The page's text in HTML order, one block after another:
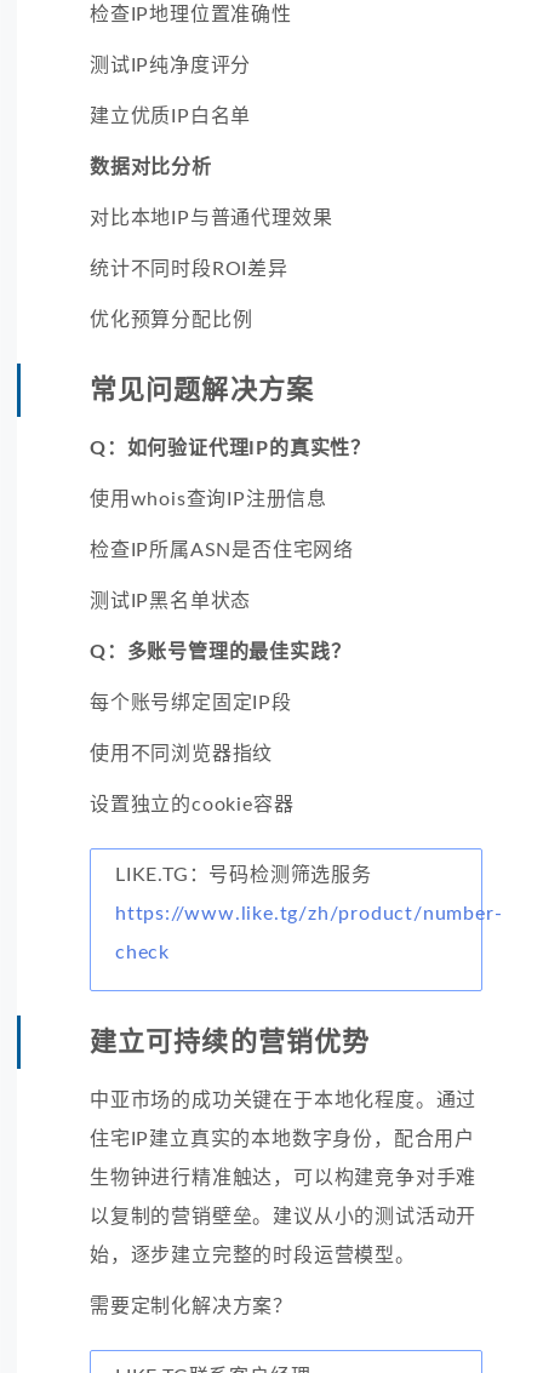
检查IP地理位置准确性
测试IP纯净度评分
建立优质IP白名单
数据对比分析
对比本地IP与普通代理效果
统计不同时段ROI差异
优化预算分配比例
常见问题解决方案
Q：如何验证代理IP的真实性？
使用whois查询IP注册信息
检查IP所属ASN是否住宅网络
测试IP黑名单状态
Q：多账号管理的最佳实践？
每个账号绑定固定IP段
使用不同浏览器指纹
设置独立的cookie容器
LIKE.TG：号码检测筛选服务
https://www.like.tg/zh/product/number-
check
建立可持续的营销优势
中亚市场的成功关键在于本地化程度。通过
住宅IP建立真实的本地数字身份，配合用户
生物钟进行精准触达，可以构建竞争对手难
以复制的营销壁垒。建议从小的测试活动开
始，逐步建立完整的时段运营模型。
需要定制化解决方案？